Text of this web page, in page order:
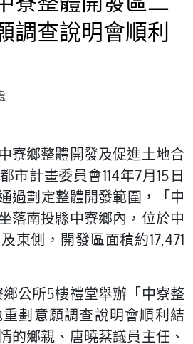
調查說明會順利
寮鄉整體開發及促進土地合
市計畫委員會114年7月15日
過劃定整體開發範圍，「中
落南投縣中寮鄉內，位於中
東側，開發區面積約17,471
鄉公所5樓禮堂舉辦「中寮整
劃意願調查說明會順利結
的鄉親、唐曉棻議員主任、